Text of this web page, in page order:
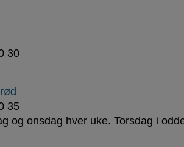
30
35
og onsdag hver uke. Torsdag i